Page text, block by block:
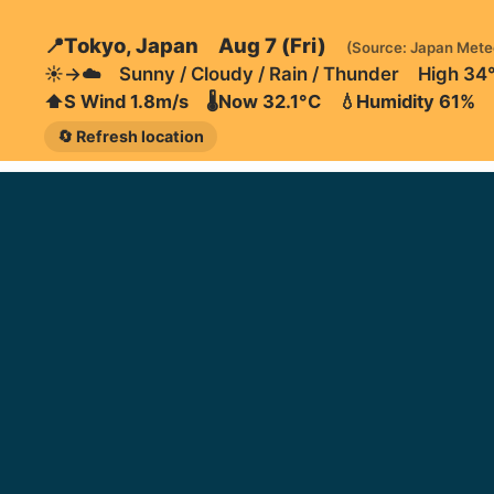
📍Tokyo, Japan Aug 7 (Fri) (Source: Japan
☀️→☁️ Sunny / Cloudy / Rain / Thunder High
⬆️S Wind 1.8m/s 🌡️Now 32.1°C 💧Humidity 61%
🔄 Refresh location